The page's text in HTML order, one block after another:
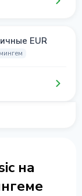
EUR
на